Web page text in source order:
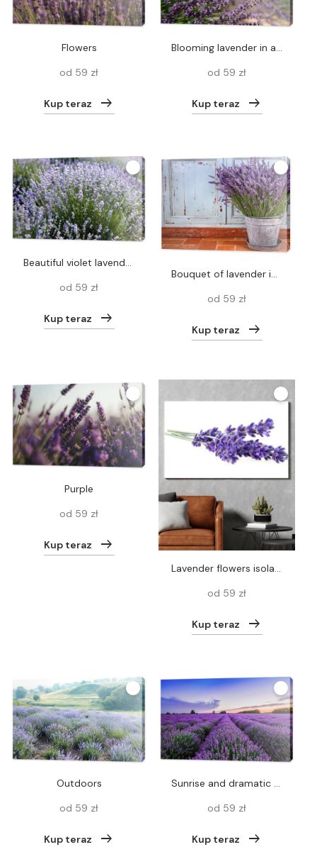
flowers
od 59 zł
Kup teraz
Blooming lavender in a field, close-up
od 59 zł
Kup teraz
beautiful violet lavender flowers in field
od 59 zł
Kup teraz
Bouquet of lavender in a rustic setting
od 59 zł
Kup teraz
purple
od 59 zł
Kup teraz
Lavender flowers isolated on a white background. Bunch of lavender.
od 59 zł
Kup teraz
outdoors
od 59 zł
Kup teraz
Sunrise and dramatic clouds over Lavender Field
od 59 zł
Kup teraz